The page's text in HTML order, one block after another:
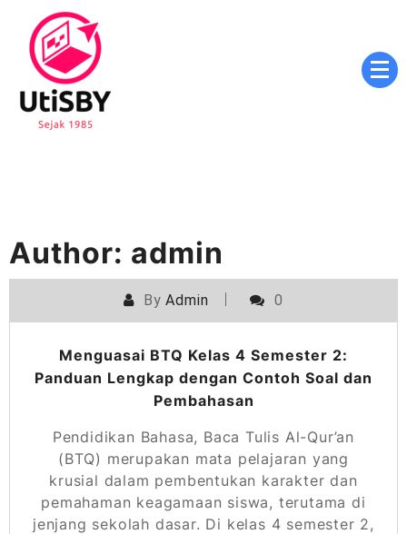
content
Author: admin
ByAdmin 0
Menguasai BTQ Kelas 4 Semester 2:
Panduan Lengkap dengan Contoh Soal dan
Pembahasan
Pendidikan Bahasa, Baca Tulis Al-Qur’an
(BTQ) merupakan mata pelajaran yang
krusial dalam pembentukan karakter dan
pemahaman keagamaan siswa, terutama di
jenjang sekolah dasar. Di kelas 4 semester 2,